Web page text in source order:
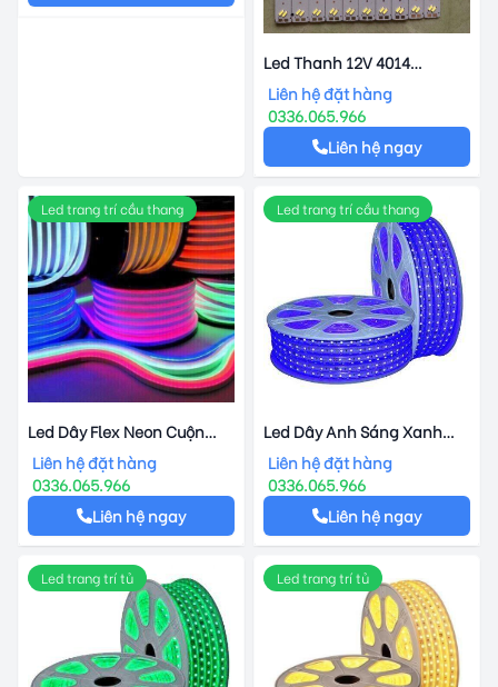
Led Thanh 12V 4014
Samsung
Liên hệ đặt hàng
0336.065.966
Liên hệ ngay
Led trang trí cầu thang
Led Dây Flex Neon Cuộn
100m
Liên hệ đặt hàng
0336.065.966
Liên hệ ngay
Led trang trí cầu thang
Led Dây Anh Sáng Xanh
Lam Duhal 6w
Liên hệ đặt hàng
0336.065.966
Liên hệ ngay
Led trang trí tủ Led trang trí tủ